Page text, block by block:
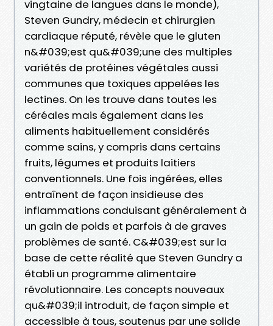
vingtaine de langues dans le monde),
Steven Gundry, médecin et chirurgien
cardiaque réputé, révèle que le gluten
n&#039;est qu&#039;une des multiples
variétés de protéines végétales aussi
communes que toxiques appelées les
lectines. On les trouve dans toutes les
céréales mais également dans les
aliments habituellement considérés
comme sains, y compris dans certains
fruits, légumes et produits laitiers
conventionnels. Une fois ingérées, elles
entraînent de façon insidieuse des
inflammations conduisant généralement à
un gain de poids et parfois à de graves
problèmes de santé. C&#039;est sur la
base de cette réalité que Steven Gundry a
établi un programme alimentaire
révolutionnaire. Les concepts nouveaux
qu&#039;il introduit, de façon simple et
accessible à tous, soutenus par une solide